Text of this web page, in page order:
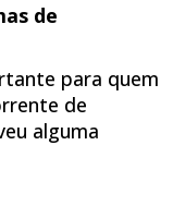
de
para quem
de
alguma